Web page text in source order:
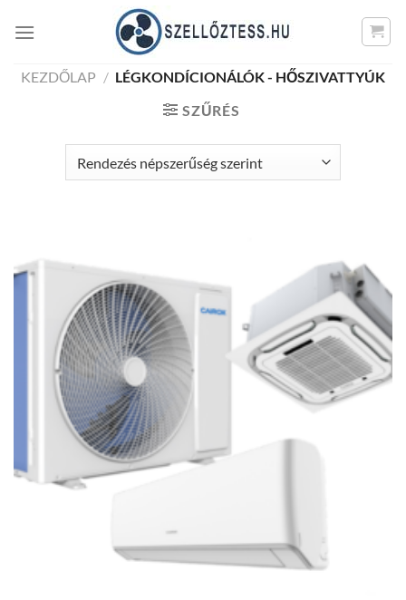
KEZDŐLAP / LÉGKONDÍCIONÁLÓK - HŐSZIVATTYÚK
SZŰRÉS